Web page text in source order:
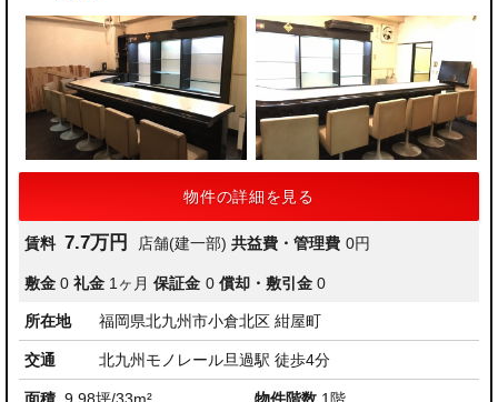
物件の詳細を見る
賃料 7.7万円 店舗(建一部) 共益費・管理費 0円
敷金 0 礼金 1ヶ月 保証金 0 償却・敷引金 0
所在地 福岡県北九州市小倉北区 紺屋町
交通 北九州モノレール旦過駅 徒歩4分